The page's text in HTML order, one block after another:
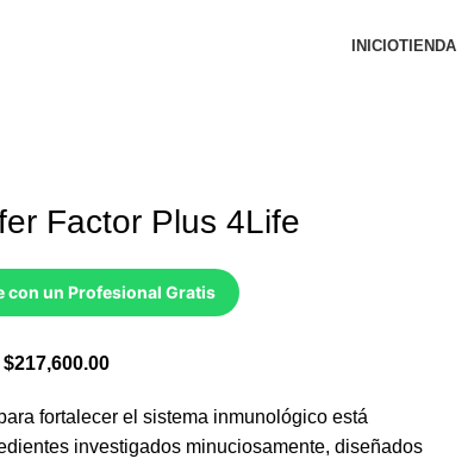
INICIOTIENDA
Factor Plus 4Life
con un Profesional Gratis
$217,600.00
fortalecer el sistema inmunológico está
investigados minuciosamente, diseñados